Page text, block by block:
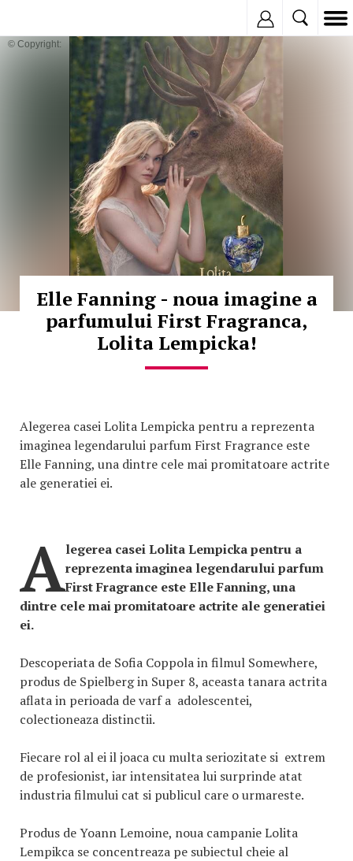
© Copyright:
Elle Fanning - noua imagine a
parfumului First Fragranca,
Lolita Lempicka!
Alegerea casei Lolita Lempicka pentru a reprezenta
imaginea legendarului parfum First Fragrance este
Elle Fanning, una dintre cele mai promitatoare actrite
ale generatiei ei.
Alegerea casei Lolita Lempicka pentru a
reprezenta imaginea legendarului parfum
First Fragrance este Elle Fanning, una
dintre cele mai promitatoare actrite ale generatiei
ei.
Descoperiata de Sofia Coppola in filmul Somewhere,
produs de Spielberg in Super 8, aceasta tanara actrita
aflata in perioada de varf a adolescentei,
colectioneaza distinctii.
Fiecare rol al ei il joaca cu multa seriozitate si extrem
de profesionist, iar intensitatea lui surprinde atat
industria filmului cat si publicul care o urmareste.
Produs de Yoann Lemoine, noua campanie Lolita
Lempikca se concentreaza pe subiectul cheie al